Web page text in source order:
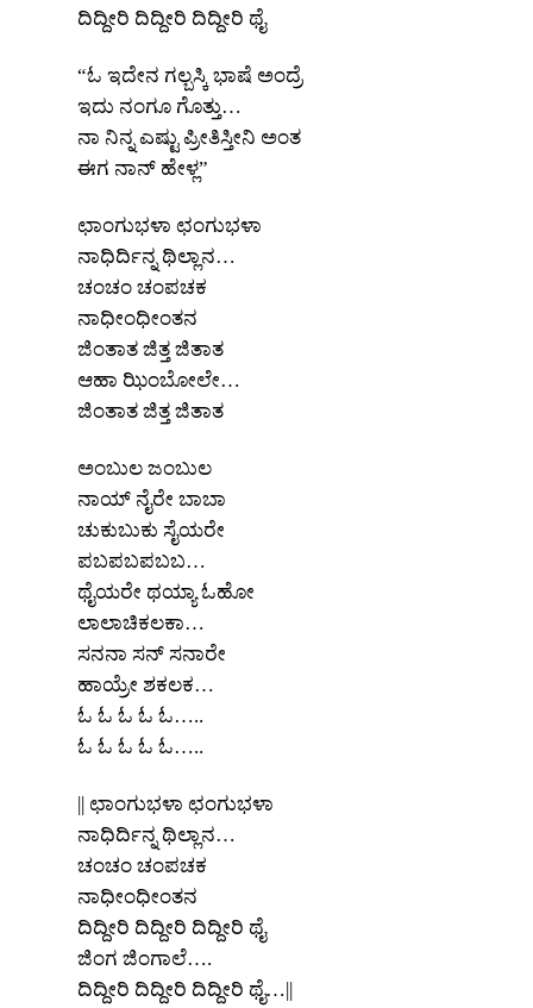
ದಿದ್ದೀರಿ ದಿದ್ದೀರಿ ದಿದ್ದೀರಿ ಥೈ
“ಓ ಇದೇನ ಗಲ್ಬಸ್ಕಿ ಭಾಷೆ ಅಂದ್ರೆ
ಇದು ನಂಗೂ ಗೊತ್ತು…
ನಾ ನಿನ್ನ ಎಷ್ಟು ಪ್ರೀತಿಸ್ತೀನಿ ಅಂತ
ಈಗ ನಾನ್‌ ಹೇಳ್ಲ”
ಛಾಂಗುಭಳಾ ಛಂಗುಭಳಾ
ನಾಧಿರ್ದಿನ್ನ ಥಿಲ್ಲಾನ…
ಚಂಚಂ ಚಂಪಚಕ
ನಾಧೀಂಧೀಂತನ
ಜಿಂತಾತ ಜಿತ್ತ ಜಿತಾತ
ಆಹಾ ಝಿಂಬೋಲೇ…
ಜಿಂತಾತ ಜಿತ್ತ ಜಿತಾತ
ಅಂಬುಲ ಜಂಬುಲ
ನಾಯ್‌ ನೈರೇ ಬಾಬಾ
ಚುಕುಬುಕು ಸೈಯರೇ
ಪಬಪಬಪಬಬ…
ಥೈಯರೇ ಥಯ್ಯಾ ಓಹೋ
ಲಾಲಾಚಿಕಲಕಾ…
ಸನನಾ ಸನ್ ಸನಾರೇ
ಹಾಯ್ರೇ ಶಕಲಕ…
ಓ ಓ ಓ ಓ ಓ…..
ಓ ಓ ಓ ಓ ಓ…..
|| ಛಾಂಗುಭಳಾ ಛಂಗುಭಳಾ
ನಾಧಿರ್ದಿನ್ನ ಥಿಲ್ಲಾನ…
ಚಂಚಂ ಚಂಪಚಕ
ನಾಧೀಂಧೀಂತನ
ದಿದ್ದೀರಿ ದಿದ್ದೀರಿ ದಿದ್ದೀರಿ ಥೈ
ಜಿಂಗ ಜಿಂಗಾಲೆ….
ದಿದ್ದೀರಿ ದಿದ್ದೀರಿ ದಿದ್ದೀರಿ ಥೈ…||
ADD COMMENT
REGISTER
FORGET
CHANGE
PASSWORD
PROFILE
MANAGEMENT